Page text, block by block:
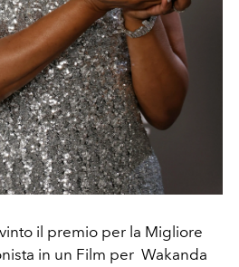
il premio per la Migliore
in un Film per Wakanda